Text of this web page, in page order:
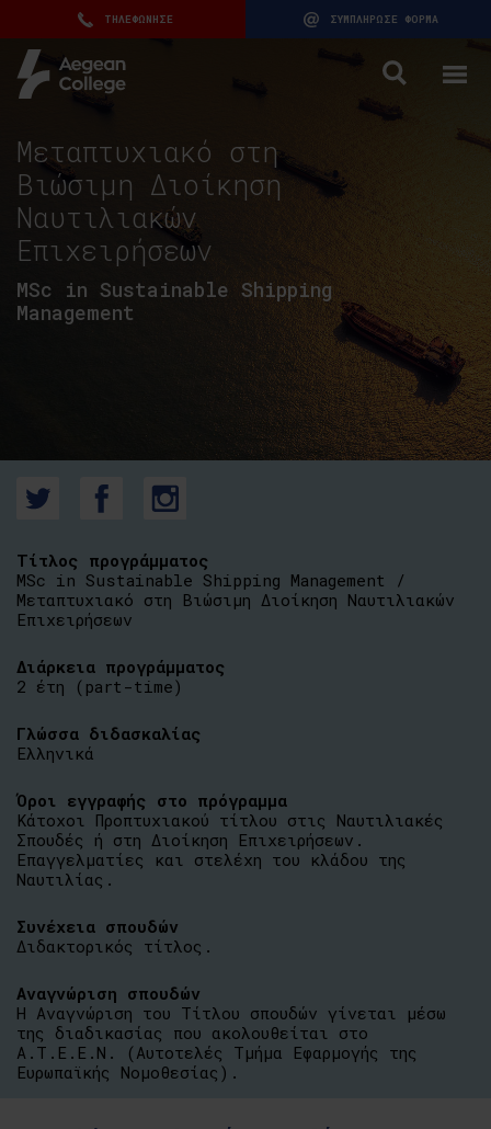
ΤΗΛΕΦΩΝΗΣΕ ΣΥΜΠΛΗΡΩΣΕ ΦΟΡΜΑ
Μεταπτυχιακό στη
Βιώσιμη Διοίκηση
Ναυτιλιακών
Επιχειρήσεων
MSc in Sustainable Shipping
Management
Τίτλος προγράμματος
MSc in Sustainable Shipping Management /
Μεταπτυχιακό στη Βιώσιμη Διοίκηση Ναυτιλιακών
Επιχειρήσεων
Διάρκεια προγράμματος
2 έτη (part-time)
Γλώσσα διδασκαλίας
Ελληνικά
Όροι εγγραφής στο πρόγραμμα
Κάτοχοι Προπτυχιακού τίτλου στις Ναυτιλιακές
Σπουδές ή στη Διοίκηση Επιχειρήσεων.
Επαγγελματίες και στελέχη του κλάδου της
Ναυτιλίας.
Συνέχεια σπουδών
Διδακτορικός τίτλος.
Αναγνώριση σπουδών
Η Αναγνώριση του Τίτλου σπουδών γίνεται μέσω
της διαδικασίας που ακολουθείται στο
Α.Τ.Ε.Ε.Ν. (Αυτοτελές Τμήμα Εφαρμογής της
Ευρωπαϊκής Νομοθεσίας).